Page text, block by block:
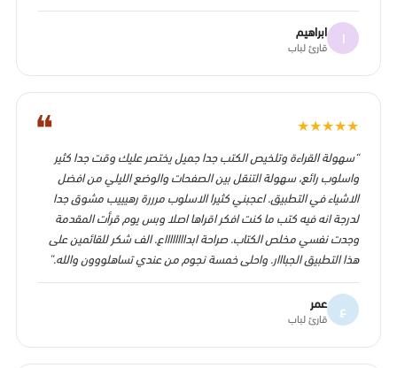
ا ابراهيم
قارئ لباب
❝ ★
★
★
★
★
“سهولة القراءة وتلخيص الكتب جدا جميل يختصر عليك وقت جدا كثير
واسلوب رائع، سهولة التنقل بين الصفحات والوضع الليلي من افضل
الاشياء في التطبيق. اعجبني كثيرا الاسلوب مرررة رهيييب مشوق جدا
لدرجة انه فيه كتب ما كنت افكر اقراها اصلا وبس يوم قرأت المقدمة
وجدت نفسي مخلص الكتاب. صراحة ابدااااااااع. الف شكر للقائمين على
هذا التطبيق الجبااار. واحلى خمسة نجوم من عندي تساهلووون والله.”
ع عمر
قارئ لباب